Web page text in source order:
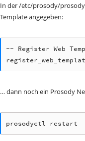
In der /etc/prosody/
Template angegeben:
-- Register Web
… dann noch ein Prosody
prosodyctl restart